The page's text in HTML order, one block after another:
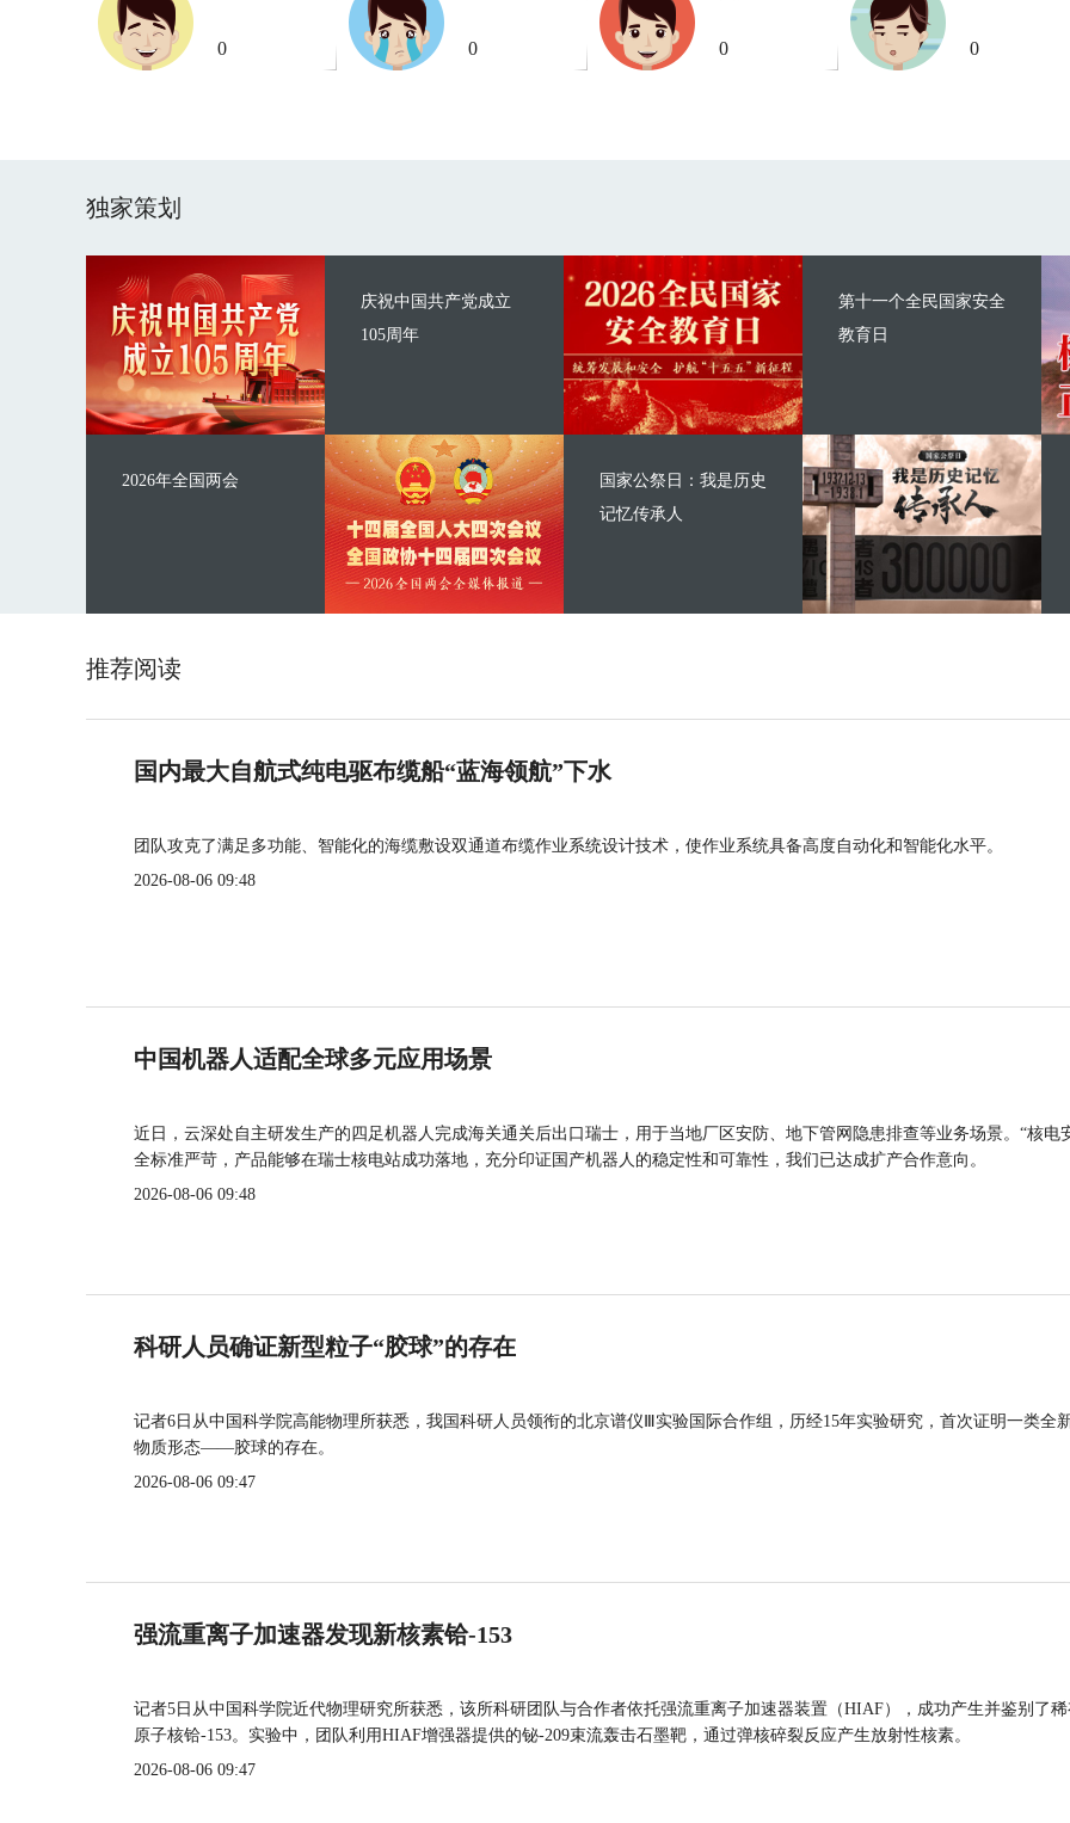
0 0 0 0
独家策划
庆祝中国共产党成立
105周年
2026年全国两会
第十一个全民国家安全
教育日
国家公祭日：我是历史
记忆传承人
推荐阅读
国内最大自航式纯电驱布缆船“蓝海领航”下水
团队攻克了满足多功能、智能化的海缆敷设双通道布缆作业系统设计技术，使作业系统具备高度自动化和智能化水平。
2026-08-06 09:48
中国机器人适配全球多元应用场景
近日，云深处自主研发生产的四足机器人完成海关通关后出口瑞士，用于当地厂区安防、地下管网隐患排查等业务场景。“核电
全标准严苛，产品能够在瑞士核电站成功落地，充分印证国产机器人的稳定性和可靠性，我们已达成扩产合作意向。
2026-08-06 09:48
科研人员确证新型粒子“胶球”的存在
记者6日从中国科学院高能物理所获悉，我国科研人员领衔的北京谱仪Ⅲ实验国际合作组，历经15年实验研究，首次证明一类全
物质形态——胶球的存在。
2026-08-06 09:47
强流重离子加速器发现新核素铪-153
记者5日从中国科学院近代物理研究所获悉，该所科研团队与合作者依托强流重离子加速器装置（HIAF），成功产生并鉴别了
原子核铪-153。实验中，团队利用HIAF增强器提供的铋-209束流轰击石墨靶，通过弹核碎裂反应产生放射性核素。
2026-08-06 09:47